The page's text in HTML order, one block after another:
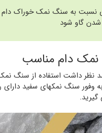
نسبت به سنگ نمک خوراک دام
شدن گاو شود
نمک دام مناسب
نظر داشت استفاده از سنگ
سنگ نمکهای سفید دارای
گیرید.